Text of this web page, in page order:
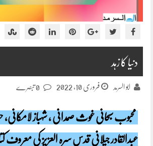
دنیا کا زہد
ابو السرمد فروری 10, 2022
محبوب سبحانی غوث صمدانی ، شہباز
عبدالقادر جیلانی قدس سرہ العزیز کی معروف